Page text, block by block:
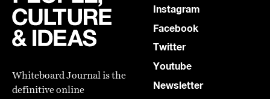
Whiteboard Journal is the
definitive online
Instagram
Facebook
Twitter
Youtube
Newsletter